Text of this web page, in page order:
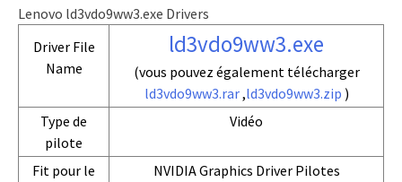
Lenovo ld3vdo9ww3.exe Drivers
Driver File
Name
ld3vdo9ww3.exe
(vous pouvez également télécharger
ld3vdo9ww3.rar,ld3vdo9ww3.zip )
Type de
pilote
Vidéo
Fit pour le
NVIDIA Graphics Driver Pilotes